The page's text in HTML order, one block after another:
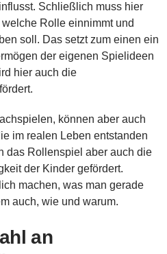
Schließlich muss hier
Rolle einnimmt und
soll. Das setzt zum einen ein
der eigenen Spielideen
hier auch die
können aber auch
im realen Leben entstanden
das Rollenspiel aber auch die
der Kinder gefördert.
machen, was man gerade
auch, wie und warum.
an